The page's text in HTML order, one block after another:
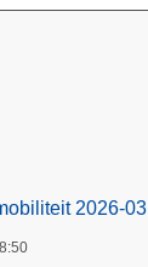
2026-03